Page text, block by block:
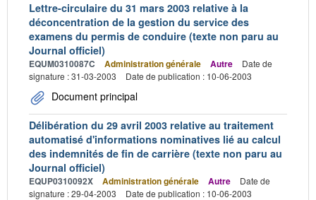
Lettre-circulaire du 31 mars 2003 relative à la
déconcentration de la gestion du service des
examens du permis de conduire (texte non paru au
Journal officiel)
EQUM0310087C Administration générale Autre
Date de
signature : 31-03-2003
Date de publication : 10-06-2003
Document principal
Délibération du 29 avril 2003 relative au traitement
automatisé d'informations nominatives lié au calcul
des indemnités de fin de carrière (texte non paru au
Journal officiel)
EQUP0310092X Administration générale Autre
Date de
signature : 29-04-2003
Date de publication : 10-06-2003